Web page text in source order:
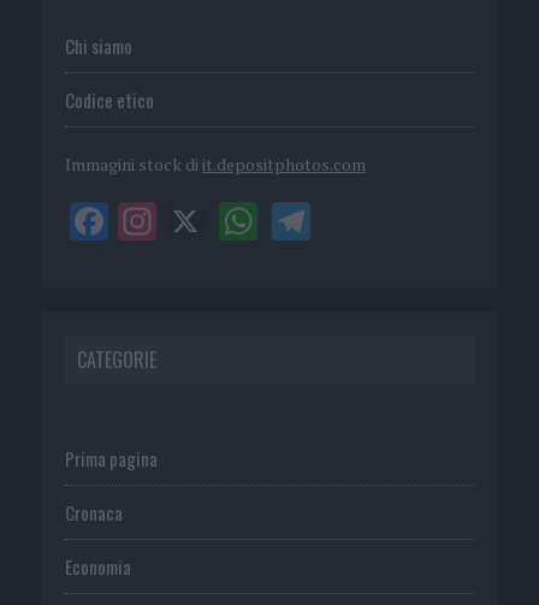
Chi siamo
Codice etico
Immagini stock di it.depositphotos.com
CATEGORIE
Prima pagina
Cronaca
Economia